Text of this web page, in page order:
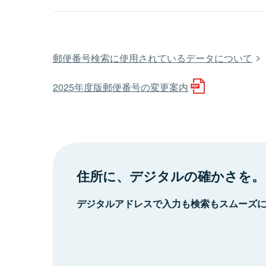
郵便番号検索に使用されているデータについて
2025年度版郵便番号の変更案内
住所に、デジタルの確かさを。
デジタルアドレスで入力も検索もスムーズ